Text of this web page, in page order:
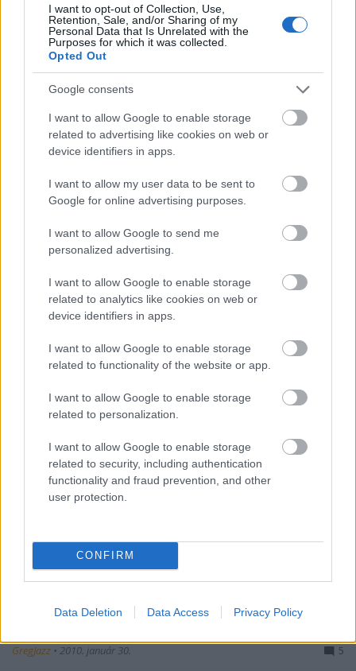
I want to opt-out of Collection, Use,
Retention, Sale, and/or Sharing of my
Personal Data that Is Unrelated with the
Purposes for which it was collected.
Opted Out
Google consents
I want to allow Google to enable storage
related to advertising like cookies on web or
device identifiers in apps.
I want to allow my user data to be sent to
Google for online advertising purposes.
I want to allow Google to send me
personalized advertising.
I want to allow Google to enable storage
related to analytics like cookies on web or
device identifiers in apps.
I want to allow Google to enable storage
related to functionality of the website or app.
I want to allow Google to enable storage
related to personalization.
I want to allow Google to enable storage
related to security, including authentication
functionality and fraud prevention, and other
user protection.
CONFIRM
Data Deletion Data Access Privacy Policy
A szavazás győztese: Oregon
GregJazz•2010. február 03.
Januárban a tavalyi év azon jazz koncertjeiről
szavazhattatok, amelyekkel a GJB kiemelten
foglalkozott. Egybehangzó véleményeitek alapján a
legjobb ...
CD-ajánló: The Ten Shades Of Blues
GregJazz • 2010. január 30. 5